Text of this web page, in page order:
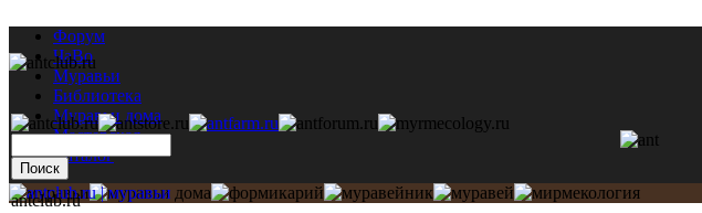
Форум
ЧаВо
Муравьи
Библиотека
Муравьи дома
Мастерская
Каталог
antclub.ru